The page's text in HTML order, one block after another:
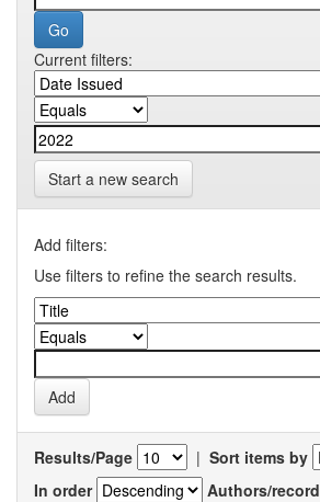
Current filters:
Start a new search
Add filters:
Use filters to refine the search results.
Results/Page | Sort items by
In order
Authors/record